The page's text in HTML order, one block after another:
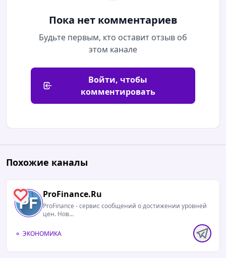
Пока нет комментариев
Будьте первым, кто оставит отзыв об
этом канале
Войти, чтобы
комментировать
Похожие каналы
1 ProFinance.Ru
ProFinance - сервис сообщений о достижении уровней
цен. Нов...
ЭКОНОМИКА